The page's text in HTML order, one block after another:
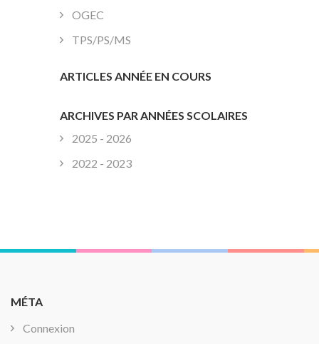
OGEC
TPS/PS/MS
ARTICLES ANNÉE EN COURS
ARCHIVES PAR ANNÉES SCOLAIRES
2025 - 2026
2022 - 2023
MÉTA
Connexion